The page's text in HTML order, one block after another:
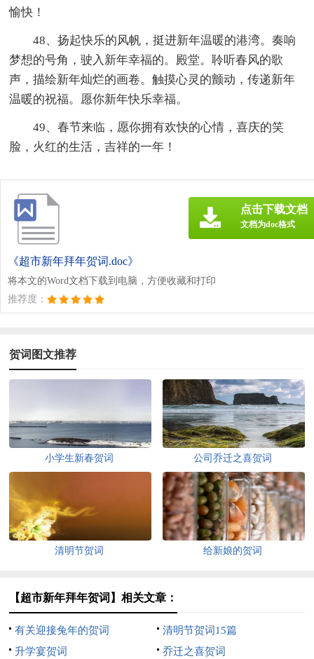
愉快！
48、扬起快乐的风帆，挺进新年温暖的港湾。奏响
梦想的号角，驶入新年幸福的。殿堂。聆听春风的歌
声，描绘新年灿烂的画卷。触摸心灵的颤动，传递新年
温暖的祝福。愿你新年快乐幸福。
49、春节来临，愿你拥有欢快的心情，喜庆的笑
脸，火红的生活，吉祥的一年！
《超市新年拜年贺词.doc》
将本文的Word文档下载到电脑，方便收藏和打印
推荐度：
点击下载文档
文档为doc格式
贺词图文推荐
小学生新春贺词 公司乔迁之喜贺词
清明节贺词 给新娘的贺词
【超市新年拜年贺词】相关文章：
有关迎接兔年的贺词
清明节贺词15篇
升学宴贺词
乔迁之喜贺词